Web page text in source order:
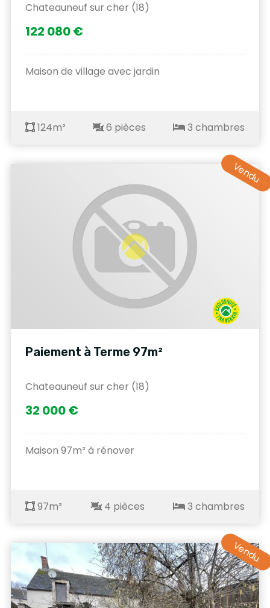
Chateauneuf sur cher (18)
122 080 €
Maison de village avec jardin
124m² 6 pièces 3 chambres
Vendu
Paiement à Terme 97m²
Chateauneuf sur cher (18)
32 000 €
Maison 97m² à rénover
97m² 4 pièces 3 chambres
Vendu